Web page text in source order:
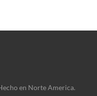
en Norte America.